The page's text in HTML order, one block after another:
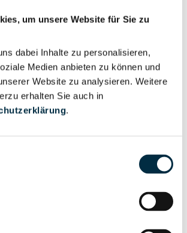
um unsere Website für Sie zu
dabei Inhalte zu personalisieren,
Medien anbieten zu können und
Website zu analysieren. Weitere
erhalten Sie auch in
.
Vollständiges
Unternehmensprofil
anfragen
Vollständiges
Unternehmensprofil